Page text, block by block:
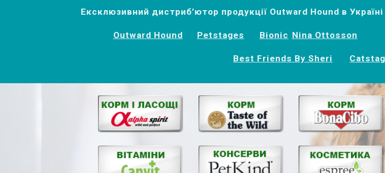
Ексклюзивний дистриб’ютор продукції Outward Hound в
Outward Hound Petstages Bionic Nina Ottosson
Best Friends By Sheri